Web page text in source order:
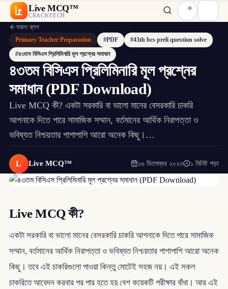
Live MCQ™
CRACKTECH
সকল ব্লগ
Primary Teacher Preparation #PDF #43th bcs preli question solve
#৪৩তম বিসিএস প্রিলিমিনারি মূল প্রশ্নের সমাধান
৪৩তম বিসিএস প্রিলিমিনারি মূল প্রশ্নের
সমাধান (PDF Download)
Live MCQ কী? একটা সরকারি বা ভালো মানের বেসরকারি চাকরি
আপনাকে দিতে পারে সামাজিক সম্মান, বর্তমানের আর্থিক নিরাপত্তা ও
ভবিষ্যত নিশ্চয়তার পাশাপাশি আরো অনেক কিছু।…
L Live MCQ™ ১৬ ডিসেম্বর ২০২৩ ১ মিনিট পড়া
Live MCQ কী?
একটা সরকারি বা ভালো মানের বেসরকারি চাকরি আপনাকে দিতে পারে সামাজিক
সম্মান, বর্তমানের আর্থিক নিরাপত্তা ও ভবিষ্যত নিশ্চয়তার পাশাপাশি আরো অনেক
কিছু। তবে এই চাকরিগুলো পাওয়া কিন্তু মোটেই সহজ নয়। এই সকল
চাকরিতে আবেদন করবার পর পার হতে হয় বেশ কয়েকটি পরীক্ষার বাঁধা। আর এই